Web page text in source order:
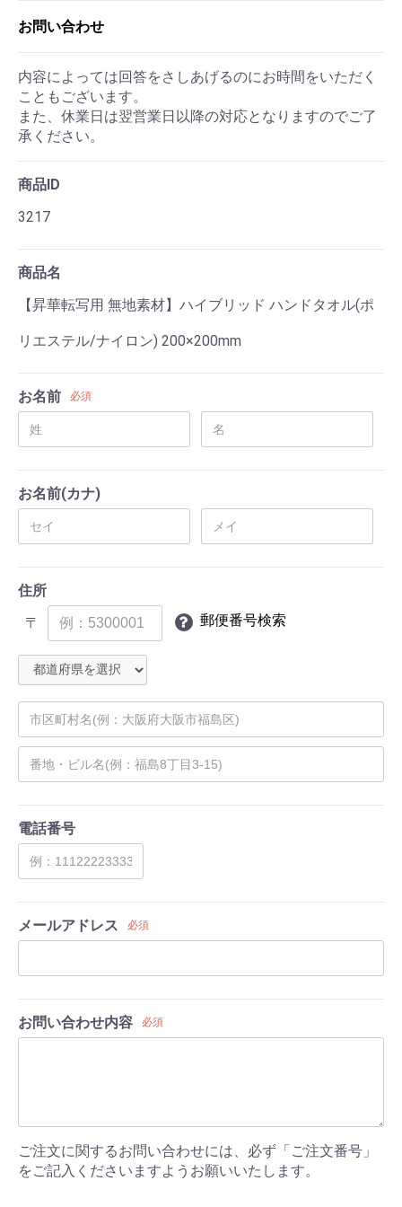
お問い合わせ
内容によっては回答をさしあげるのにお時間をいただく
こともございます。
また、休業日は翌営業日以降の対応となりますのでご了
承ください。
商品ID
3217
商品名
【昇華転写用 無地素材】ハイブリッド ハンドタオル(ポ
リエステル/ナイロン) 200×200mm
お名前 必須
お名前(カナ)
住所
〒
郵便番号検索
電話番号
メールアドレス 必須
お問い合わせ内容 必須
ご注文に関するお問い合わせには、必ず「ご注文番号」
をご記入くださいますようお願いいたします。